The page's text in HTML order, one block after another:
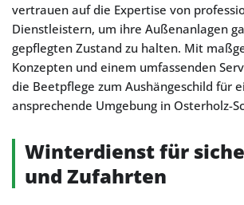
vertrauen auf die Expertise von
Dienstleistern, um ihre Außenanlagen
gepflegten Zustand zu halten. Mit
Konzepten und einem umfassenden
die Beetpflege zum Aushängeschild für
ansprechende Umgebung in Osterholz-
Winterdienst für
und Zufahrten